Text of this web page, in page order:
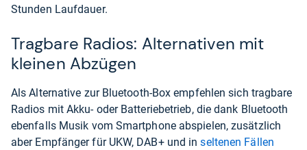
Stunden Laufdauer.
Tragbare Radios: Alternativen mit
kleinen Abzügen
Als Alternative zur Bluetooth-Box empfehlen sich tragbare
Radios mit Akku- oder Batteriebetrieb, die dank Bluetooth
ebenfalls Musik vom Smartphone abspielen, zusätzlich
aber Empfänger für UKW, DAB+ und inseltenen Fällen